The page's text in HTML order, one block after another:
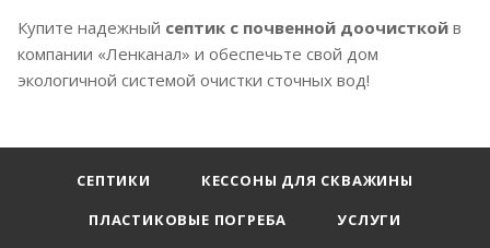
Купите надежный септик с почвенной доочисткой в
компании «Ленканал» и обеспечьте свой дом
экологичной системой очистки сточных вод!
СЕПТИКИ
КЕССОНЫ ДЛЯ СКВАЖИНЫ
ПЛАСТИКОВЫЕ ПОГРЕБА
УСЛУГИ